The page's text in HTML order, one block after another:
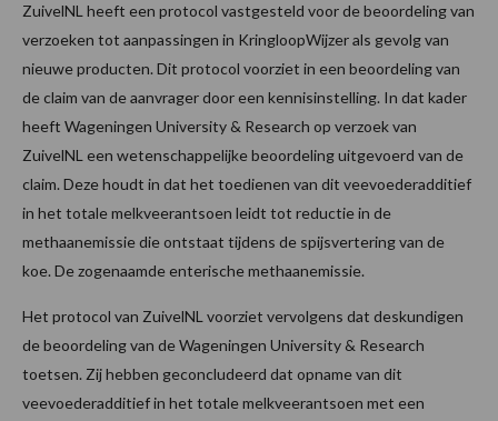
ZuivelNL heeft een protocol vastgesteld voor de beoordeling van
verzoeken tot aanpassingen in KringloopWijzer als gevolg van
nieuwe producten. Dit protocol voorziet in een beoordeling van
de claim van de aanvrager door een kennisinstelling. In dat kader
heeft Wageningen University & Research op verzoek van
ZuivelNL een wetenschappelijke beoordeling uitgevoerd van de
claim. Deze houdt in dat het toedienen van dit veevoederadditief
in het totale melkveerantsoen leidt tot reductie in de
methaanemissie die ontstaat tijdens de spijsvertering van de
koe. De zogenaamde enterische methaanemissie.
Het protocol van ZuivelNL voorziet vervolgens dat deskundigen
de beoordeling van de Wageningen University & Research
toetsen. Zij hebben geconcludeerd dat opname van dit
veevoederadditief in het totale melkveerantsoen met een